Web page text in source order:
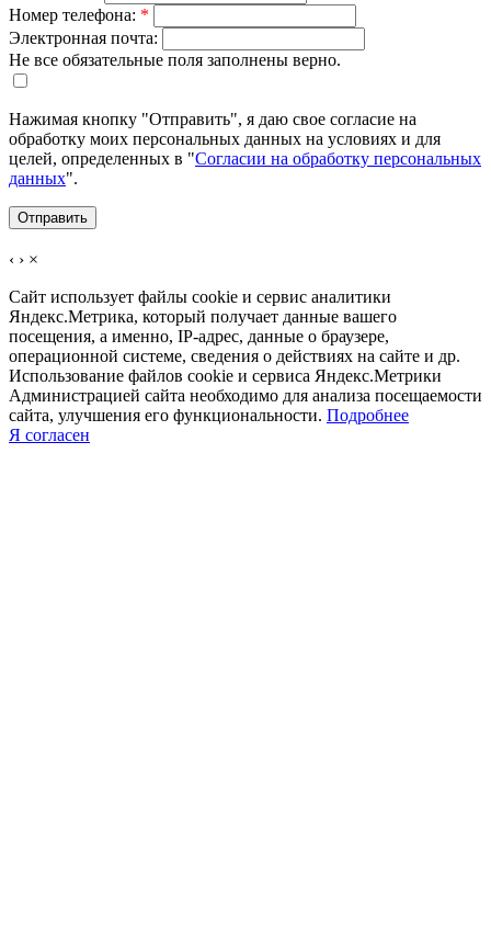
Номер телефона: *
Электронная почта:
Не все обязательные поля заполнены верно.
Нажимая кнопку "Отправить", я даю свое согласие на
обработку моих персональных данных на условиях и для
целей, определенных в "Согласии на обработку персональных
данных".
‹ › ×
Сайт использует файлы cookie и сервис аналитики
Яндекс.Метрика, который получает данные вашего
посещения, а именно, IP-адрес, данные о браузере,
операционной системе, сведения о действиях на сайте и др.
Использование файлов cookie и сервиса Яндекс.Метрики
Администрацией сайта необходимо для анализа посещаемости
сайта, улучшения его функциональности. Подробнее
Я согласен